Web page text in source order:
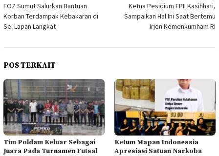
pos
FOZ Sumut Salurkan Bantuan
Korban Terdampak Kebakaran di
Sei Lapan Langkat
Ketua Pesidium FPII Kasihhati,
Sampaikan Hal Ini Saat Bertemu
Irjen Kemenkumham RI
POS TERKAIT
Tim Poldam Keluar Sebagai
Juara Pada Turnamen Futsal
Ketum Mapan Indonessia
Apresiasi Satuan Narkoba